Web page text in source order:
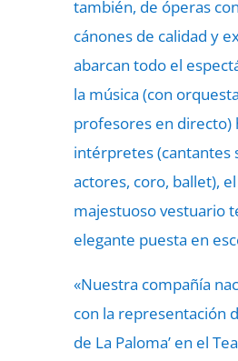
también, de óperas
cánones de calidad y
abarcan todo el
la música (con
profesores en directo)
intérpretes (cantantes
actores, coro, ballet),
majestuoso vestuario
elegante puesta en
«Nuestra compañía
con la representación
de La Paloma’ en el